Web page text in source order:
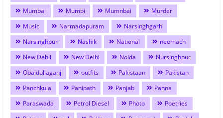
Mumbai
Mumbi Mumnbai
Murder
Music
Narmadapuram
Narsinghgarh
Narsinghpur
Nashik National
neemach
New Dehli
New Delhi Noida
Nursinghpur
Obaidullaganj
outfits Pakistaan
Pakistan
Panchkula
Panipath Panjab
Panna
Paraswada
Petrol Diesel Photo
Poetries